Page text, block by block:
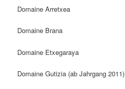
Domaine Arretxea
Domaine Brana
Domaine Etxegaraya
Domaine Gutizia (ab Jahrgang 2011)